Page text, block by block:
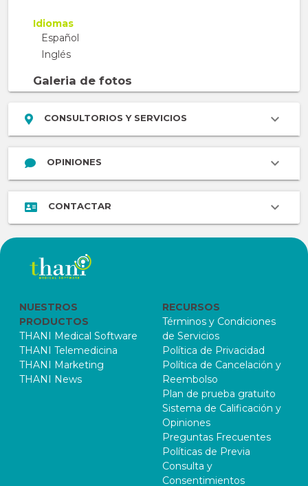
Idiomas
Español
Inglés
Galeria de fotos
CONSULTORIOS Y SERVICIOS
OPINIONES
CONTACTAR
NUESTROS
PRODUCTOS
THANI Medical Software
THANI Telemedicina
THANI Marketing
THANI News
RECURSOS
Términos y Condiciones
de Servicios
Política de Privacidad
Política de Cancelación y
Reembolso
Plan de prueba gratuito
Sistema de Calificación y
Opiniones
Preguntas Frecuentes
Políticas de Previa
Consulta y
Consentimientos